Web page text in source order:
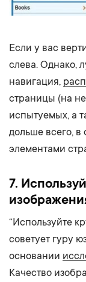
Если у вас
слева. Однако,
навигация,
страницы (на
испытуемых, а
дольше всего,
элементами
7.
“Используйте
советует гуру
основании
Качество